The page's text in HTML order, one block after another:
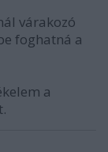
várakozó
foghatná a
a